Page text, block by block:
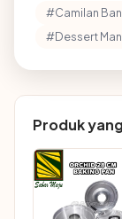
#Camilan
#Dessert
Produk